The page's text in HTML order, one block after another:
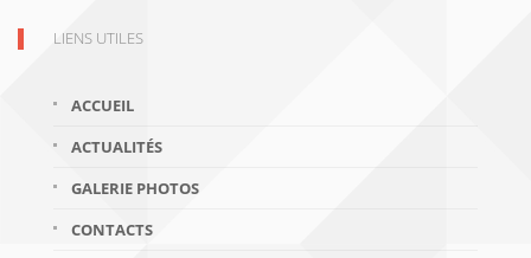
LIENS UTILES
ACCUEIL
ACTUALITÉS
GALERIE PHOTOS
CONTACTS